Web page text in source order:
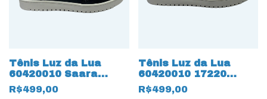
Tênis Luz da Lua
60420010 Saara
17221 Preto
R$499,00
Tênis Luz da Lua
60420010 17220
Saara Bianco
R$499,00